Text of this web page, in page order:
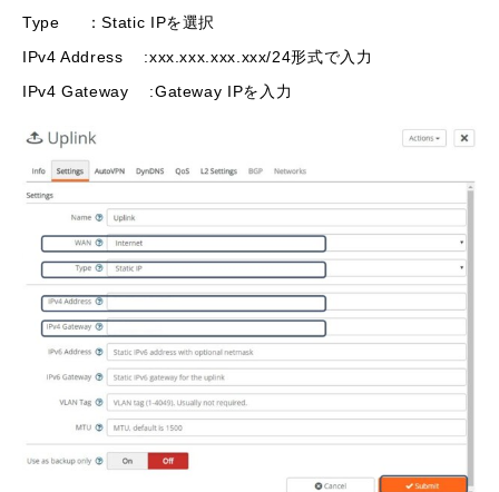
Type ：Static IPを選択
IPv4 Address :xxx.xxx.xxx.xxx/24形式で入力
IPv4 Gateway :Gateway IPを入力